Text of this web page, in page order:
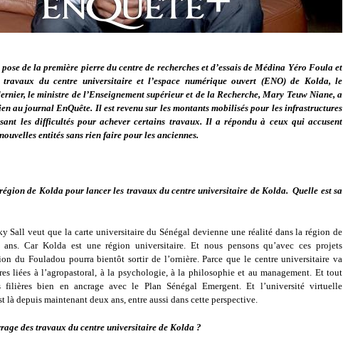
de la première pierre du centre de recherches et d’essais de Médina Yéro Foula et
travaux du centre universitaire et l’espace numérique ouvert (ENO) de Kolda, le
le ministre de l’Enseignement supérieur et de la Recherche, Mary Teuw Niane, a
au journal EnQuête. Il est revenu sur les montants mobilisés pour les infrastructures
les difficultés pour achever certains travaux. Il a répondu à ceux qui accusent
entités sans rien faire pour les anciennes.
de Kolda pour lancer les travaux du centre universitaire de Kolda. Quelle est sa
Sall veut que la carte universitaire du Sénégal devienne une réalité dans la région de
Car Kolda est une région universitaire. Et nous pensons qu’avec ces projets
du Fouladou pourra bientôt sortir de l’ornière. Parce que le centre universitaire va
liées à l’agropastoral, à la psychologie, à la philosophie et au management. Et tout
filières bien en ancrage avec le Plan Sénégal Emergent. Et l’université virtuelle
là depuis maintenant deux ans, entre aussi dans cette perspective.
des travaux du centre universitaire de Kolda ?